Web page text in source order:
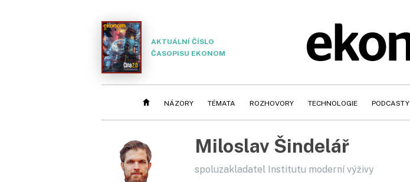
AKTUÁLNÍ ČÍSLO
ČASOPISU EKONOM
NÁZORY TÉMATA ROZHOVORY TECHNOLOGIE PODCASTY
Miloslav Šindelář
spoluzakladatel Institutu moderní výživy